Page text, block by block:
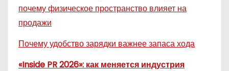
почему физическое пространство влияет на
продажи
Почему удобство зарядки важнее запаса хода
«Inside PR 2026»: как меняется индустрия